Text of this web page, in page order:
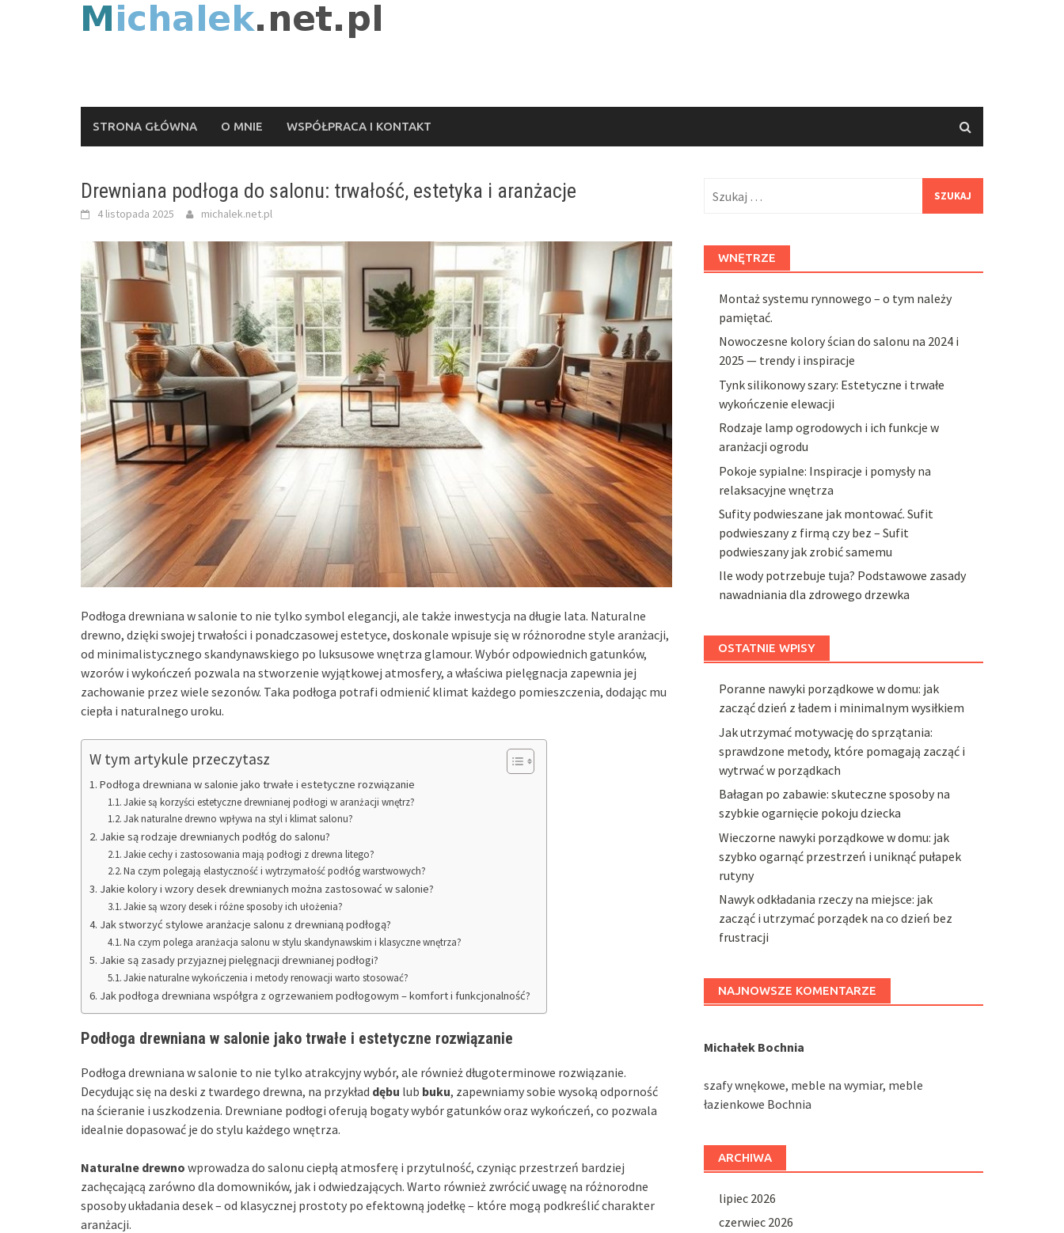
STRONA GŁÓWNA O MNIE WSPÓŁPRACA I KONTAKT
Drewniana podłoga do salonu: trwałość, estetyka i aranżacje
4 listopada 2025 michalek.net.pl
Podłoga drewniana w salonie to nie tylko symbol elegancji, ale także inwestycja na długie lata. Naturalne
drewno, dzięki swojej trwałości i ponadczasowej estetyce, doskonale wpisuje się w różnorodne style aranżacji,
od minimalistycznego skandynawskiego po luksusowe wnętrza glamour. Wybór odpowiednich gatunków,
wzorów i wykończeń pozwala na stworzenie wyjątkowej atmosfery, a właściwa pielęgnacja zapewnia jej
zachowanie przez wiele sezonów. Taka podłoga potrafi odmienić klimat każdego pomieszczenia, dodając mu
ciepła i naturalnego uroku.
W tym artykule przeczytasz
Podłoga drewniana w salonie jako trwałe i estetyczne rozwiązanie
Jakie są korzyści estetyczne drewnianej podłogi w aranżacji wnętrz?
Jak naturalne drewno wpływa na styl i klimat salonu?
Jakie są rodzaje drewnianych podłóg do salonu?
Jakie cechy i zastosowania mają podłogi z drewna litego?
Na czym polegają elastyczność i wytrzymałość podłóg warstwowych?
Jakie kolory i wzory desek drewnianych można zastosować w salonie?
Jakie są wzory desek i różne sposoby ich ułożenia?
Jak stworzyć stylowe aranżacje salonu z drewnianą podłogą?
Na czym polega aranżacja salonu w stylu skandynawskim i klasyczne wnętrza?
Jakie są zasady przyjaznej pielęgnacji drewnianej podłogi?
Jakie naturalne wykończenia i metody renowacji warto stosować?
Jak podłoga drewniana współgra z ogrzewaniem podłogowym – komfort i funkcjonalność?
Podłoga drewniana w salonie jako trwałe i estetyczne rozwiązanie
Podłoga drewniana w salonie to nie tylko atrakcyjny wybór, ale również długoterminowe rozwiązanie.
Decydując się na deski z twardego drewna, na przykład dębu lub buku, zapewniamy sobie wysoką odporność
na ścieranie i uszkodzenia. Drewniane podłogi oferują bogaty wybór gatunków oraz wykończeń, co pozwala
idealnie dopasować je do stylu każdego wnętrza.
Naturalne drewno wprowadza do salonu ciepłą atmosferę i przytulność, czyniąc przestrzeń bardziej
zachęcającą zarówno dla domowników, jak i odwiedzających. Warto również zwrócić uwagę na różnorodne
sposoby układania desek – od klasycznej prostoty po efektowną jodełkę – które mogą podkreślić charakter
aranżacji.
WNĘTRZE
Montaż systemu rynnowego – o tym należy
pamiętać.
Nowoczesne kolory ścian do salonu na 2024 i
2025 — trendy i inspiracje
Tynk silikonowy szary: Estetyczne i trwałe
wykończenie elewacji
Rodzaje lamp ogrodowych i ich funkcje w
aranżacji ogrodu
Pokoje sypialne: Inspiracje i pomysły na
relaksacyjne wnętrza
Sufity podwieszane jak montować. Sufit
podwieszany z firmą czy bez – Sufit
podwieszany jak zrobić samemu
Ile wody potrzebuje tuja? Podstawowe zasady
nawadniania dla zdrowego drzewka
OSTATNIE WPISY
Poranne nawyki porządkowe w domu: jak
zacząć dzień z ładem i minimalnym wysiłkiem
Jak utrzymać motywację do sprzątania:
sprawdzone metody, które pomagają zacząć i
wytrwać w porządkach
Bałagan po zabawie: skuteczne sposoby na
szybkie ogarnięcie pokoju dziecka
Wieczorne nawyki porządkowe w domu: jak
szybko ogarnąć przestrzeń i uniknąć pułapek
rutyny
Nawyk odkładania rzeczy na miejsce: jak
zacząć i utrzymać porządek na co dzień bez
frustracji
NAJNOWSZE KOMENTARZE
Michałek Bochnia
szafy wnękowe, meble na wymiar, meble
łazienkowe Bochnia
ARCHIWA
lipiec 2026
czerwiec 2026